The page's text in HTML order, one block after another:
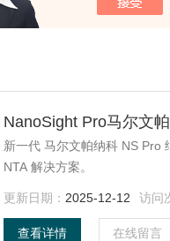
NanoSight Pro马尔文
新一代 马尔文帕纳科 NS Pro
NTA 解决方案。
更新日期： 2025-12-12 访问
查看详情 在线留言